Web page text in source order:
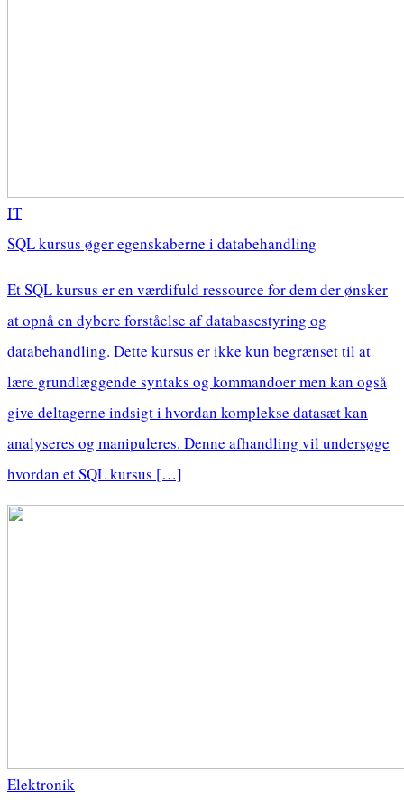
IT
SQL kursus øger egenskaberne i databehandling
Et SQL kursus er en værdifuld ressource for dem der ønsker
at opnå en dybere forståelse af databasestyring og
databehandling. Dette kursus er ikke kun begrænset til at
lære grundlæggende syntaks og kommandoer men kan også
give deltagerne indsigt i hvordan komplekse datasæt kan
analyseres og manipuleres. Denne afhandling vil undersøge
hvordan et SQL kursus […]
Elektronik